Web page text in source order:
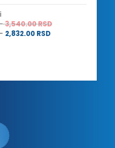
3,540.00RSDRaspon
2,832.00 RSDRaspon
2,832.00 RSD